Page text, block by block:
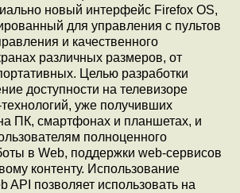
новый интерфейс Firefox OS,
для управления с пультов
и качественного
различных размеров, от
Целью разработки
доступности на телевизоре
уже получивших
ПК, смартфонах и планшетах, и
полноценного
в Web, поддержки web-сервисов
контенту. Использование
API позволяет использовать на